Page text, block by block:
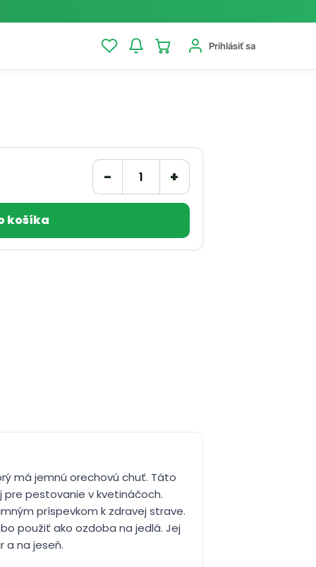
Prihlásiť sa
− +
košíka
má jemnú orechovú chuť. Táto
pestovanie v kvetináčoch.
príspevkom k zdravej strave.
použiť ako ozdoba na jedlá. Jej
a na jeseň.